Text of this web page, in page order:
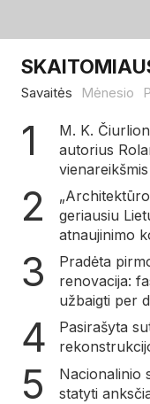
Savaitės Mėnesio
M. K.
autorius
geriausiu
atnaujinimo
Pradėta
renovacija:
užbaigti per
Pasirašyta
Nacionalinio
statyti